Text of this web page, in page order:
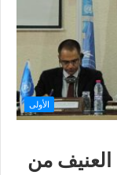
الأولى
من